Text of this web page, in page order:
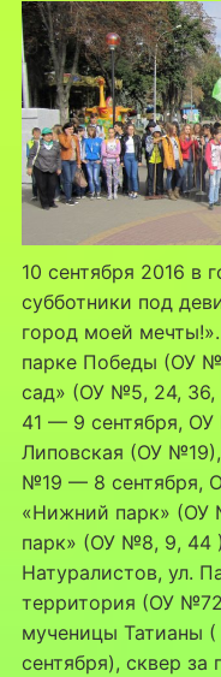
10 сентября 2016 в
субботники под
город моей
парке Победы (ОУ
сад» (ОУ №5, 24,
41 — 9 сентября, ОУ
Липовская (ОУ
№19 — 8 сентября,
«Нижний парк» (ОУ
парк» (ОУ №8, 9, 44
Натуралистов, ул.
территория (ОУ
мученицы
сентября), сквер